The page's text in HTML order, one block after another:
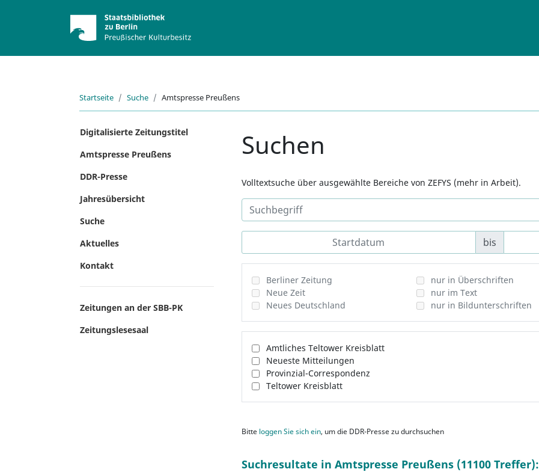
Startseite Suche Amtspresse Preußens
Digitalisierte Zeitungstitel
Amtspresse Preußens
DDR-Presse
Jahresübersicht
Suche
Aktuelles
Kontakt
Zeitungen an der SBB-PK
Zeitungslesesaal
Suchen
Volltextsuche über ausgewählte Bereiche von ZEFYS (mehr in Arbeit).
bis
Berliner Zeitung
Neue Zeit
Neues Deutschland
nur in Überschriften
nur im Text
nur in Bildunterschriften
Amtliches Teltower Kreisblatt
Neueste Mitteilungen
Provinzial-Correspondenz
Teltower Kreisblatt
Bitte loggen Sie sich ein, um die DDR-Presse zu durchsuchen
Suchresultate in Amtspresse Preußens (11100 Treffer):